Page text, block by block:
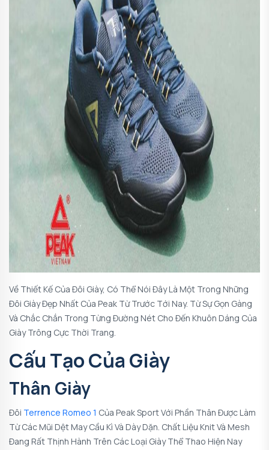
Về Thiết Kế Của Đôi Giày, Có Thể Nói Đây Là Một Trong Những
Đôi Giày Đẹp Nhất Của Peak Từ Trước Tới Nay. Từ Sự Gọn Gàng
Và Chắc Chắn Trong Từng Đường Nét Cho Đến Khuôn Dáng Của
Giày Trông Cực Thời Trang.
Cấu Tạo Của Giày
Thân Giày
Đôi Terrence Romeo 1 Của Peak Sport Với Phần Thân Được Làm
Từ Các Mũi Dệt May Cầu Kì Và Dày Dặn. Chất Liệu Knit Và Mesh
Đang Rất Thịnh Hành Trên Các Loại Giày Thể Thao Hiện Nay